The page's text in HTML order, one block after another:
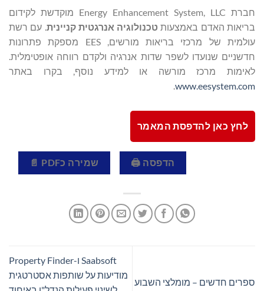
חברת Energy Enhancement System, LLC מוקדשת לקידום
בריאות האדם באמצעות טכנולוגיה אנרגטית קניינית . עם רשת
עולמית של מרכזי בריאות מורשים, EES מספקת פתרונות
חדשניים שנועדו לשפר שדות אנרגיה ולקדם רווחה אופטימלית.
לאימות מרכז מורשה או למידע נוסף, בקרו באתר
www.eesystem.com
לחץ כאן להדפסת המאמר
הדפסה 🖨 שמירה כPDF 📄
ספרים חדשים – מומלצי השבוע
Saabsoft ו-Property Finder
מודיעות על שותפות אסטרטגית